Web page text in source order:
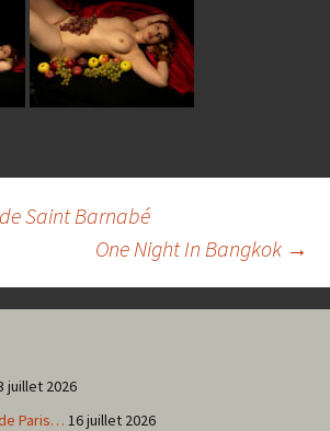
Saint Barnabé
One Night In Bangkok →
juillet 2026
Paris… 16 juillet 2026